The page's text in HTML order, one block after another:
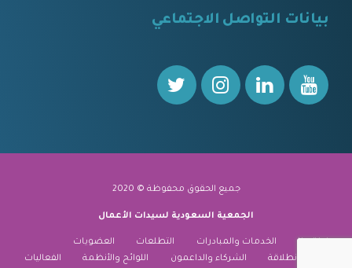
بيانات التواصل الاجتماعي
جميع الحقوق محفوظة © 2020
الجمعية السعودية لسيدات الأعمال
نبذة عنا الخدمات والمبادرات التطلعات
العضويات
منارة الانطلاقة
الشركاء والداعمون اللوائح والأنظمة الفعاليات